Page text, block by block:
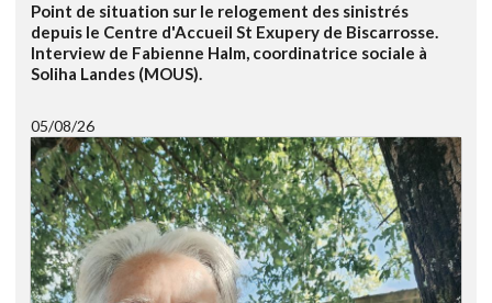
Point de situation sur le relogement des sinistrés
depuis le Centre d'Accueil St Exupery de Biscarrosse.
Interview de Fabienne Halm, coordinatrice sociale à
Soliha Landes (MOUS).
05/08/26